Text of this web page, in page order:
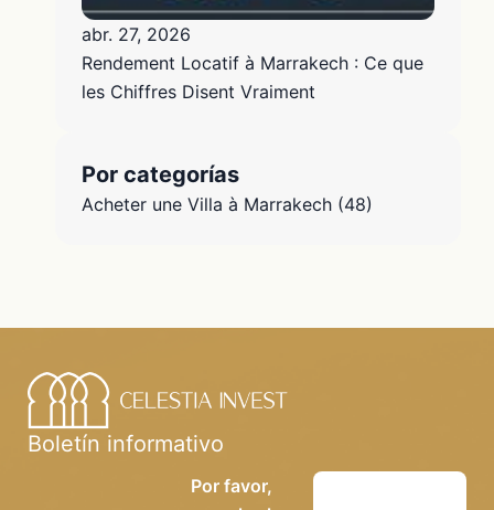
abr. 27, 2026
Rendement Locatif à Marrakech : Ce que
les Chiffres Disent Vraiment
Por categorías
Acheter une Villa à Marrakech (48)
Boletín informativo
Por favor,